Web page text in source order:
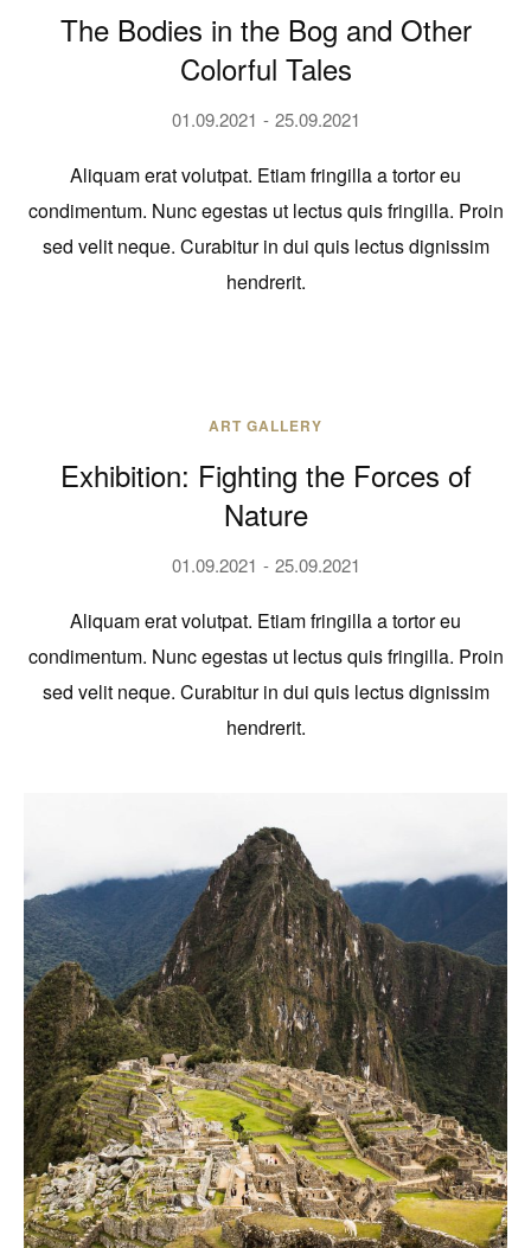
The Bodies in the Bog and Other
Colorful Tales
01.09.2021 25.09.2021
Aliquam erat volutpat. Etiam fringilla a tortor eu
condimentum. Nunc egestas ut lectus quis fringilla. Proin
sed velit neque. Curabitur in dui quis lectus dignissim
hendrerit.
ART GALLERY
Exhibition: Fighting the Forces of
Nature
01.09.2021 25.09.2021
Aliquam erat volutpat. Etiam fringilla a tortor eu
condimentum. Nunc egestas ut lectus quis fringilla. Proin
sed velit neque. Curabitur in dui quis lectus dignissim
hendrerit.